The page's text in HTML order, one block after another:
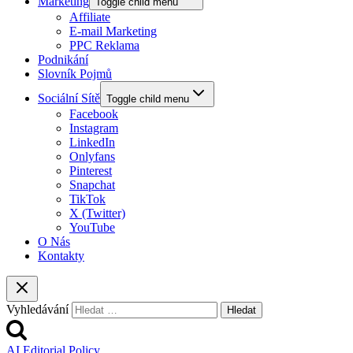
Affiliate
E-mail Marketing
PPC Reklama
Podnikání
Slovník Pojmů
Sociální Sítě Toggle child menu
Facebook
Instagram
LinkedIn
Onlyfans
Pinterest
Snapchat
TikTok
X (Twitter)
YouTube
O Nás
Kontakty
Vyhledávání